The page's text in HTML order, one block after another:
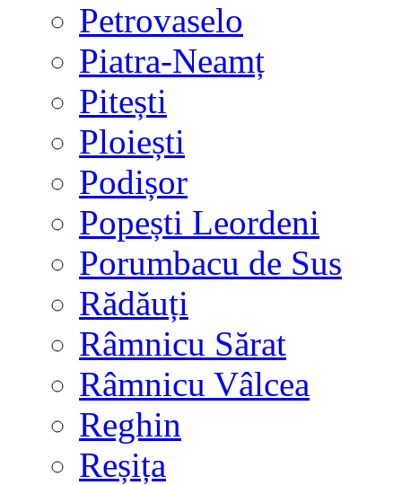
Petrovaselo
Piatra-Neamț
Pitești
Ploiești
Podișor
Popești Leordeni
Porumbacu de Sus
Rădăuți
Râmnicu Sărat
Râmnicu Vâlcea
Reghin
Reșița